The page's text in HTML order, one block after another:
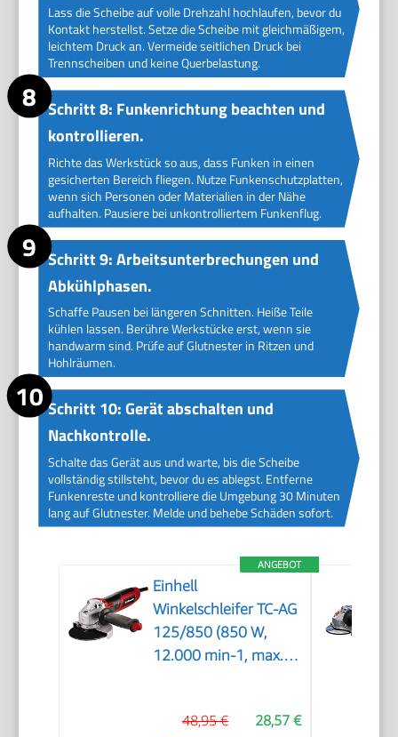
Lass die Scheibe auf volle Drehzahl hochlaufen, bevor du
Kontakt herstellst. Setze die Scheibe mit gleichmäßigem,
leichtem Druck an. Vermeide seitlichen Druck bei
Trennscheiben und keine Querbelastung.
Schritt 8: Funkenrichtung beachten und
kontrollieren.
Richte das Werkstück so aus, dass Funken in einen
gesicherten Bereich fliegen. Nutze Funkenschutzplatten,
wenn sich Personen oder Materialien in der Nähe
aufhalten. Pausiere bei unkontrolliertem Funkenflug.
Schritt 9: Arbeitsunterbrechungen und
Abkühlphasen.
Schaffe Pausen bei längeren Schnitten. Heiße Teile
kühlen lassen. Berühre Werkstücke erst, wenn sie
handwarm sind. Prüfe auf Glutnester in Ritzen und
Hohlräumen.
Schritt 10: Gerät abschalten und
Nachkontrolle.
Schalte das Gerät aus und warte, bis die Scheibe
vollständig stillsteht, bevor du es ablegst. Entferne
Funkenreste und kontrolliere die Umgebung 30 Minuten
lang auf Glutnester. Melde und behebe Schäden sofort.
ANGEBOT
Einhell
Winkelschleifer TC-AG
125/850 (850 W,
12.000 min-1, max.
Scheibendurchmesser
28,57 €
48,95 €